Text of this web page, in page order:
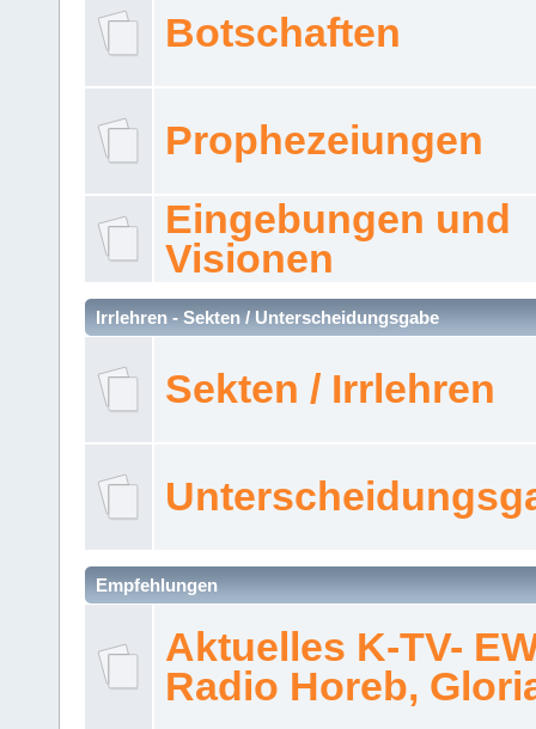
Botschaften
Prophezeiungen
Eingebungen und
Visionen
Irrlehren - Sekten / Unterscheidungsgabe
Sekten / Irrlehren
Empfehlungen
Aktuelles K-TV-
Radio Horeb,